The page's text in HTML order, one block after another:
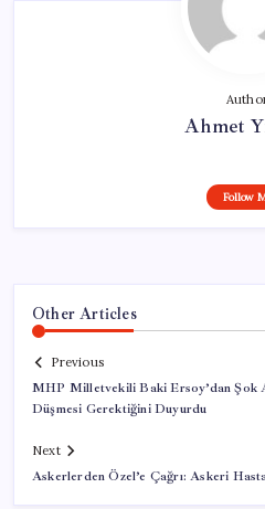
Ahmet
Follow
Other Articles
Previous
MHP Milletvekili Baki Ersoy’dan Şok
Düşmesi Gerektiğini Duyurdu
Next
Askerlerden Özel’e Çağrı: Askeri